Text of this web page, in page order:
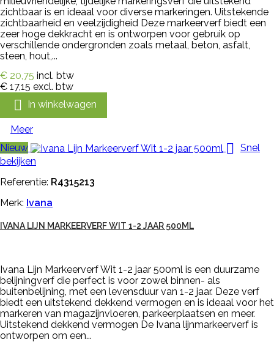
zichtbaar is en ideaal voor diverse markeringen. Uitstekende
zichtbaarheid en veelzijdigheid Deze markeerverf biedt een
zeer hoge dekkracht en is ontworpen voor gebruik op
verschillende ondergronden zoals metaal, beton, asfalt,
steen, hout,...
€ 20,75 incl. btw
€ 17,15 excl. btw
 In winkelwagen
Meer
Nieuw
 Snel
bekijken
Referentie: R4315213
Merk: Ivana
IVANA LIJN MARKEERVERF WIT 1-2 JAAR 500ML
Ivana Lijn Markeerverf Wit 1-2 jaar 500ml is een duurzame
belijningverf die perfect is voor zowel binnen- als
buitenbelijning, met een levensduur van 1-2 jaar. Deze verf
biedt een uitstekend dekkend vermogen en is ideaal voor het
markeren van magazijnvloeren, parkeerplaatsen en meer.
Uitstekend dekkend vermogen De Ivana lijnmarkeerverf is
ontworpen om een...